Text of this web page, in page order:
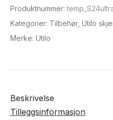
Ultra
antall
Produktnummer:
Kategorier: Tilbehør, Utilo
Merke: Utilo
Beskrivelse
Tilleggsinformasjon